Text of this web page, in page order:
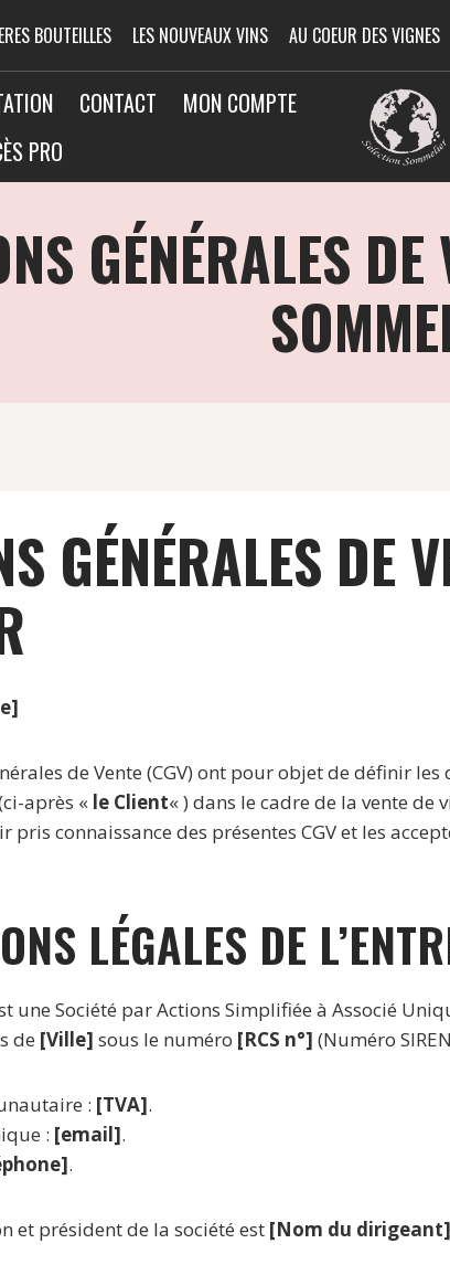
BOUTEILLES LES NOUVEAUX VINS AU COEUR DES VIGNES
CONTACT
MON COMPTE
PRO
GÉNÉRALES
GÉNÉRALES DE
de Vente (CGV) ont pour objet de définir
après « le Client« ) dans le cadre de la vente de
pris connaissance des présentes CGV et les
LÉGALES DE
une Société par Actions Simplifiée à Associé
de [Ville] sous le numéro [RCS n°] (Numéro
: [TVA].
: [email].
.
et président de la société est [Nom du dirigeant]